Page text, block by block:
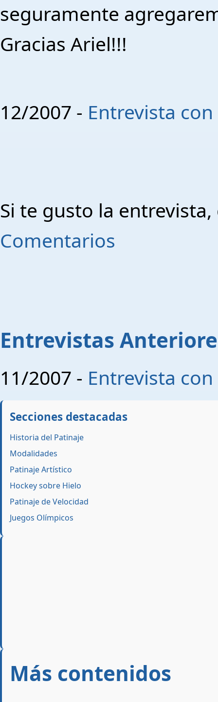
seguramente
Gracias Ariel!!!
12/2007 - Entrevista
Si te gusto la
Comentarios
Entrevistas
11/2007 - Entrevista
Secciones destacadas
Historia del Patinaje
Modalidades
Patinaje Artístico
Hockey sobre Hielo
Patinaje de Velocidad
Juegos Olímpicos
Más contenidos